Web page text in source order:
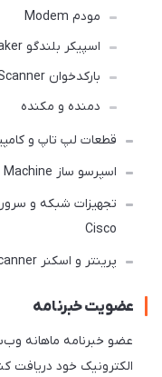
مودم Modem
اسپیکر بلندگو Speaker
بارکدخوان Barcode Scanner
دمنده و مکنده
قطعات لپ تاپ و
اسپرسو ساز Espresso Machine
Cisco
پرینتر و اسکنر Printer and Scanner
عضویت خبرنامه
عضو خبرنامه ماهانه
الکترونیک خود دریافت